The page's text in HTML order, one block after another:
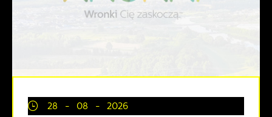
28 - 08 - 2026